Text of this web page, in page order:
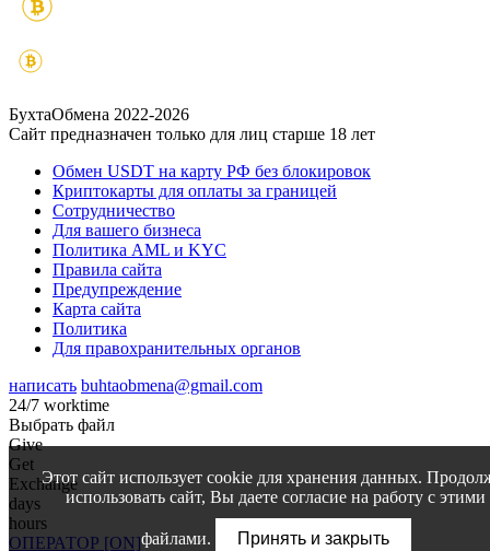
БухтаОбмена 2022-2026
Сайт предназначен только для лиц старше 18 лет
Обмен USDT на карту РФ без блокировок
Криптокарты для оплаты за границей
Сотрудничество
Для вашего бизнеса
Политика AML и KYC
Правила сайта
Предупреждение
Карта сайта
Политика
Для правохранительных органов
написать buhtaobmena@gmail.com
24/7 worktime
Выбрать файл
Give
Get
Exchange
days
hours
ОПЕРАТОР [ON]
Этот сайт использует cookie для хранения данных.
использовать сайт, Вы даете согласие на работу с этими
файлами. Принять и закрыть